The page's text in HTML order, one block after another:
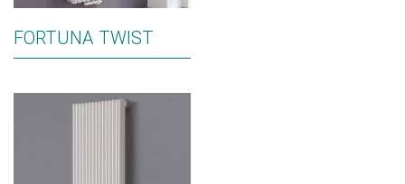
FORTUNA TWIST